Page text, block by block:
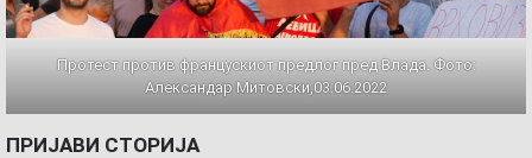
Протест против францускиот предлог пред Влада. Фото:
Александар Митовски,03.06.2022
ПРИЈАВИ СТОРИЈА